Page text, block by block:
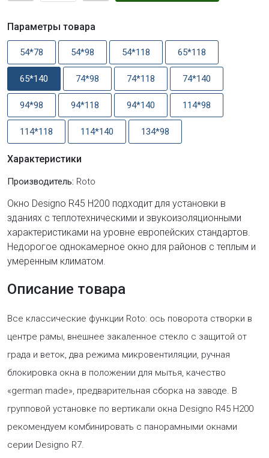
Параметры товара
54*78 54*98 54*118 65*118
65*140 74*98 74*118 74*140
94*98 94*118 94*140 114*98
114*118 114*140 134*98
Характеристики
Производитель: Roto
Окно Designo R45 H200 подходит для установки в
зданиях с теплотехническими и звукоизоляционными
характеристиками на уровне европейских стандартов.
Недорогое однокамерное окно для районов с теплым и
умеренным климатом.
Описание товара
Все классические функции Roto: ось поворота створки в
центре рамы, внешнее закаленное стекло с защитой от
града и веток, два режима микровентиляции, ручная
блокировка окна в положении для мытья, качество
«german made», предварительная сборка на заводе. В
групповой установке по вертикали окна Designo R45 H200
рекомендуем комбинировать с панорамными окнами
серии Designo R7.